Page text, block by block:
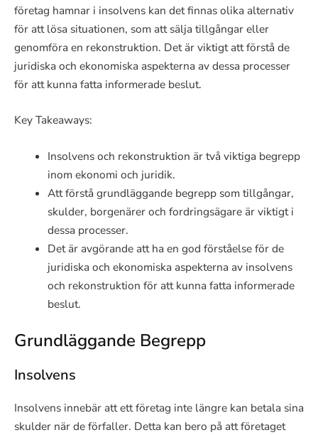
företag hamnar i insolvens kan det finnas olika alternativ
för att lösa situationen, som att sälja tillgångar eller
genomföra en rekonstruktion. Det är viktigt att förstå de
juridiska och ekonomiska aspekterna av dessa processer
för att kunna fatta informerade beslut.
Key Takeaways:
Insolvens och rekonstruktion är två viktiga begrepp
inom ekonomi och juridik.
Att förstå grundläggande begrepp som tillgångar,
skulder, borgenärer och fordringsägare är viktigt i
dessa processer.
Det är avgörande att ha en god förståelse för de
juridiska och ekonomiska aspekterna av insolvens
och rekonstruktion för att kunna fatta informerade
beslut.
Grundläggande Begrepp
Insolvens
Insolvens innebär att ett företag inte längre kan betala sina
skulder när de förfaller. Detta kan bero på att företaget